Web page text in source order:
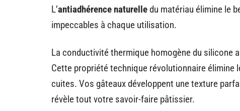
L’antiadhérence naturelledu matériau élimine le
impeccables à chaque utilisation.
La conductivité thermique homogène du silicone
Cette propriété technique révolutionnaire
cuites. Vos gâteaux développent une texture
révèle tout votre savoir-faire pâtissier.